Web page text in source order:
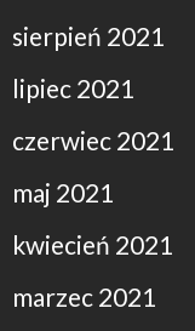
sierpień 2021
lipiec 2021
czerwiec 2021
maj 2021
kwiecień 2021
marzec 2021